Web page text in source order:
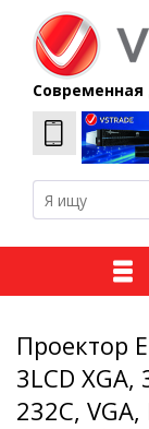
Проектор
3LCD XGA,
232C, VGA,